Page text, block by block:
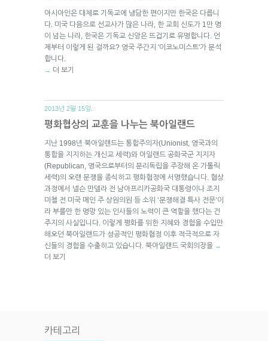
아시아인은 대체로 기독교에 냉담한 편이지만 한국은 다릅니
다. 미국 다음으로 선교사가 많은 나라, 한 교회 신도가 1만 명
이 넘는 나라, 한국은 기독교 신앙은 뜨겁기로 유명합니다. 언
제부터 이렇게 된 걸까요? 영국 주간지 '이코노미스트'가 분석
합니다.
→ 더 보기
2013년 2월 15일.
평화협상의 교훈을 나누는 북아일랜드
지난 1998년 북아일랜드는 통합주의자(Unionist, 영국과의
통합을 지지하는 개신교 세력)와 아일랜드 공화국군 지지자
(Republican, 영국으로부터의 분리독립을 주장해 온 가톨릭
세력)의 오랜 분쟁을 종식하고 평화협정에 서명했습니다. 협상
과정에서 넬슨 만델라 전 남아프리카공화국 대통령이나 조지
미첼 전 미국 메인 주 상원의원 등 소위 ‘분쟁해결 특사 전문’이
라 부를만 한 명망 있는 인사들의 노력이 큰 역할을 했다는 건
주지의 사실입니다. 이렇게 평화를 위한 지혜와 경험을 수입만
해오던 북아일랜드가 성공적인 평화협정 이후 적극적으로 자
신들의 경험을 수출하고 있습니다. 북아일랜드 국회의장을 →
더 보기
카테고리